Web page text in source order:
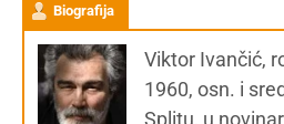
Biografija
Viktor Ivančić,
1960, osn. i
Splitu, u